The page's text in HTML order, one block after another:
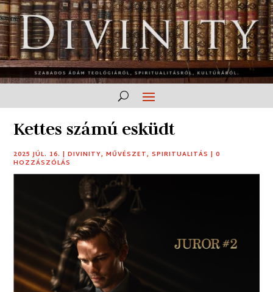
Kettes számú esküdt
2025 JÚL. 16. |DIVINITY,MŰVÉSZET,SPIRITUALITÁS |0
HOZZÁSZÓLÁS